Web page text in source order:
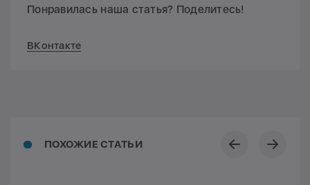
Понравилась наша статья? Поделитесь!
ВКонтакте
ПОХОЖИЕ СТАТЬИ